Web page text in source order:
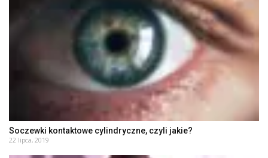
Soczewki kontaktowe cylindryczne, czyli jakie?
22 lipca, 2019